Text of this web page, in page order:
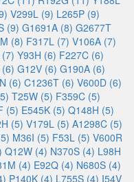
V299L (9) L265P (9)
(9) G1691A (8) G2677T
(8) F317L (7) V106A (7)
Y93H (6) F227C (6)
G12V (6) G190A (6)
(6) C1236T (6) V600D (6)
T25W (5) F359C (5)
(5) E545K (5) Q148H (5)
(5) V179L (5) A1298C (5)
M36I (5) F53L (5) V600R
Q12W (4) N370S (4) L98H
(4) E92Q (4) N680S (4)
P140K (4) L755S (4) I54V